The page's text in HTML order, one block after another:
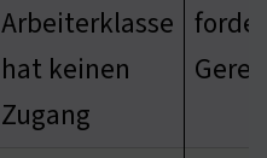
Arbeiterklasse
hat keinen
Zugang